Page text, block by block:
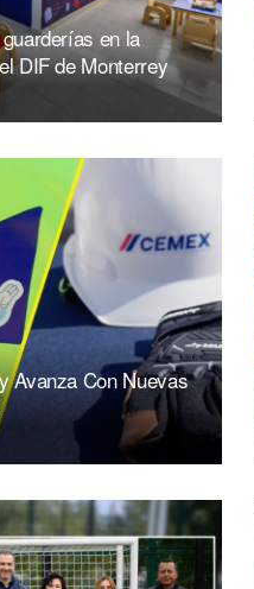
en la
DIF de Monterrey
Avanza Con Nuevas